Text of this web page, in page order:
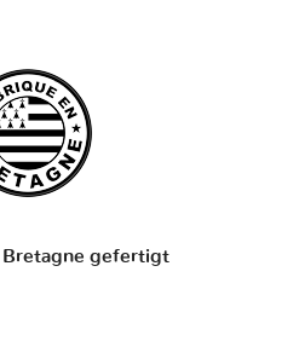
gefertigt